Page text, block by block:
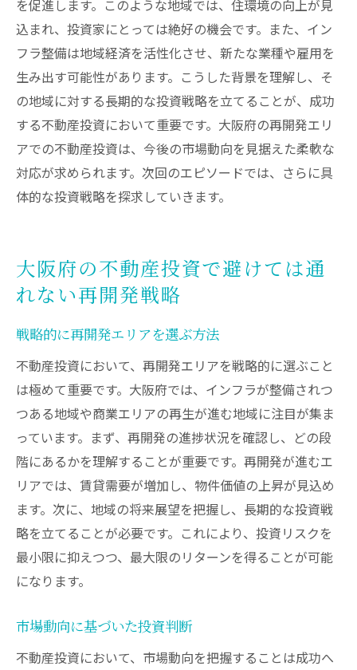
を促進します。このような地域では、住環境の向上が見
込まれ、投資家にとっては絶好の機会です。また、イン
フラ整備は地域経済を活性化させ、新たな業種や雇用を
生み出す可能性があります。こうした背景を理解し、そ
の地域に対する長期的な投資戦略を立てることが、成功
する不動産投資において重要です。大阪府の再開発エリ
アでの不動産投資は、今後の市場動向を見据えた柔軟な
対応が求められます。次回のエピソードでは、さらに具
体的な投資戦略を探求していきます。
大阪府の不動産投資で避けては通
れない再開発戦略
戦略的に再開発エリアを選ぶ方法
不動産投資において、再開発エリアを戦略的に選ぶこと
は極めて重要です。大阪府では、インフラが整備されつ
つある地域や商業エリアの再生が進む地域に注目が集ま
っています。まず、再開発の進捗状況を確認し、どの段
階にあるかを理解することが重要です。再開発が進むエ
リアでは、賃貸需要が増加し、物件価値の上昇が見込め
ます。次に、地域の将来展望を把握し、長期的な投資戦
略を立てることが必要です。これにより、投資リスクを
最小限に抑えつつ、最大限のリターンを得ることが可能
になります。
市場動向に基づいた投資判断
不動産投資において、市場動向を把握することは成功へ